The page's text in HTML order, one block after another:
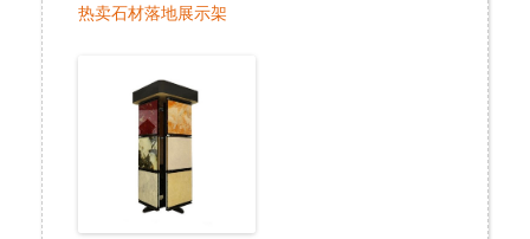
热卖石材落地展示架